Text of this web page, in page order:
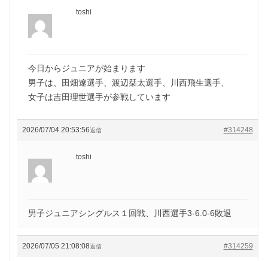
toshi
今日からジュニアが始まります
男子は、田畑遼選手、渡辺栞太選手、川西飛生選手、
女子は吉田理世選手が参戦しています
2026/07/04 20:53:56 #314248
返信
toshi
男子ジュニアシングルス１回戦、川西選手3-6.0-6敗退
2026/07/05 21:08:08 #314259
返信